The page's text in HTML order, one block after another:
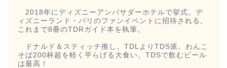
2018年にディズニーアンバサダーホテルで挙式。デ
ィズニーランド・パリのファンイベントに招待される。
これまで8冊のTDRガイド本を執筆。
ドナルド＆スティッチ推し。TDLよりTDS派。わんこ
そば200杯超を軽く平らげる大食い。TDSで飲むビール
は最高！